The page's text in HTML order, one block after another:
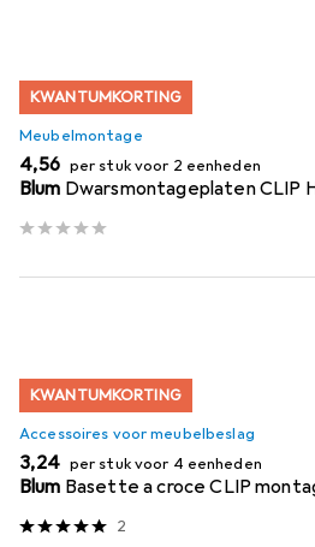
KWANTUMKORTING
Meubelmontage
EUR
4,56 per stuk voor 2 eenheden
Blum Dwarsmontageplaten CLIP
KWANTUMKORTING
Accessoires voor meubelbeslag
EUR
3,24 per stuk voor 4 eenheden
Blum Basette a croce CLIP
2